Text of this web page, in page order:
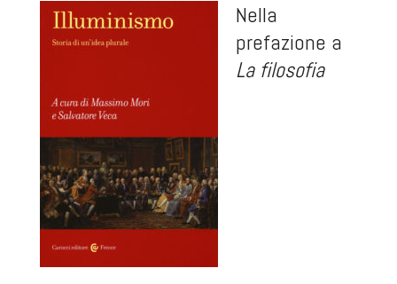
Nella
prefazione a
La filosofia